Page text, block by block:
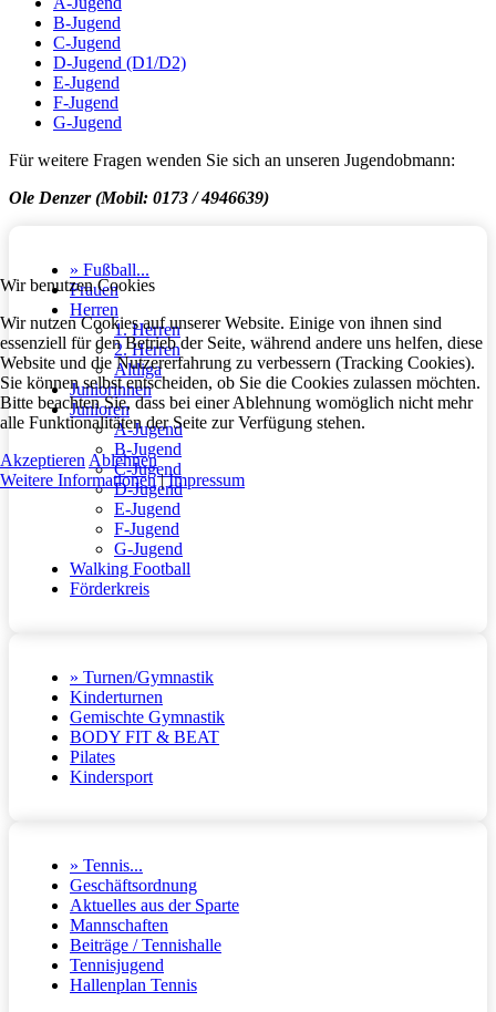
B-Jugend
C-Jugend
D-Jugend (D1/D2)
E-Jugend
F-Jugend
G-Jugend
Für weitere Fragen wenden Sie sich an unseren Jugendobmann:
Ole Denzer (Mobil: 0173 / 4946639)
» Fußball...
Frauen
Herren
1. Herren
2. Herren
Altliga
Juniorinnen
Junioren
A-Jugend
B-Jugend
C-Jugend
D-Jugend
E-Jugend
F-Jugend
G-Jugend
Walking Football
Förderkreis
» Turnen/Gymnastik
Kinderturnen
Gemischte Gymnastik
BODY FIT & BEAT
Pilates
Kindersport
» Tennis...
Geschäftsordnung
Aktuelles aus der Sparte
Mannschaften
Beiträge / Tennishalle
Tennisjugend
Hallenplan Tennis
Wir benutzen Cookies
Wir nutzen Cookies auf unserer Website. Einige von ihnen sind
essenziell für den Betrieb der Seite, während andere uns helfen, diese
Website und die Nutzererfahrung zu verbessern (Tracking Cookies).
Sie können selbst entscheiden, ob Sie die Cookies zulassen möchten.
Bitte beachten Sie, dass bei einer Ablehnung womöglich nicht mehr
alle Funktionalitäten der Seite zur Verfügung stehen.
Akzeptieren Ablehnen
Weitere Informationen|Impressum